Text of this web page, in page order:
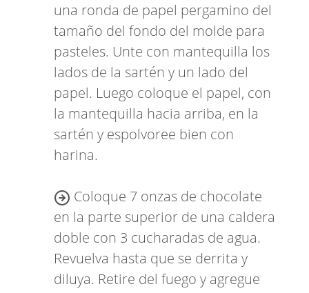
una ronda de papel pergamino del
tamaño del fondo del molde para
pasteles. Unte con mantequilla los
lados de la sartén y un lado del
papel. Luego coloque el papel, con
la mantequilla hacia arriba, en la
sartén y espolvoree bien con
harina.
Coloque 7 onzas de chocolate
en la parte superior de una caldera
doble con 3 cucharadas de agua.
Revuelva hasta que se derrita y
diluya. Retire del fuego y agregue